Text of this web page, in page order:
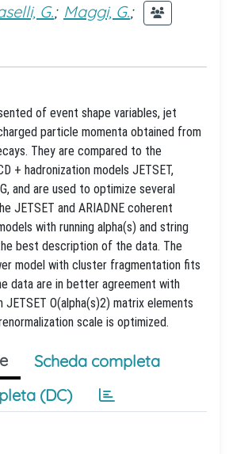
G.; Maggi, G.;
of event shape variables, jet
particle momenta obtained from
They are compared to the
+ hadronization models JETSET,
and are used to optimize several
JETSET and ARIADNE coherent
with running alpha(s) and string
best description of the data. The
model with cluster fragmentation fits
data are in better agreement with
JETSET O(alpha(s)2) matrix elements
scale is optimized.
Scheda completa
(DC)